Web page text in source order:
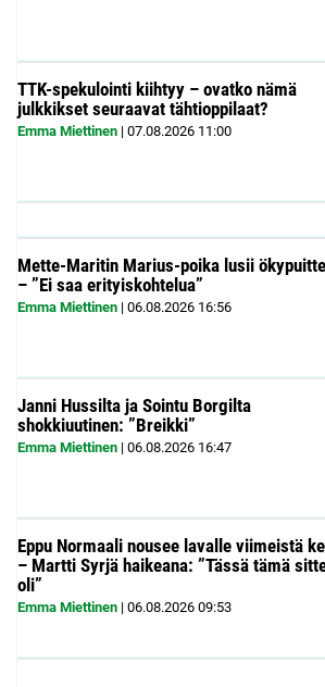
TTK-spekulointi kiihtyy – ovatko nämä
julkkikset seuraavat tähtioppilaat?
Emma Miettinen | 07.08.2026 11:00
Mette-Maritin Marius-poika lusii
– ”Ei saa erityiskohtelua”
Emma Miettinen | 06.08.2026 16:56
Janni Hussilta ja Sointu Borgilta
shokkiuutinen: ”Breikki”
Emma Miettinen | 06.08.2026 16:47
Eppu Normaali nousee lavalle viimeistä
– Martti Syrjä haikeana: ”Tässä tämä
oli”
Emma Miettinen | 06.08.2026 09:53